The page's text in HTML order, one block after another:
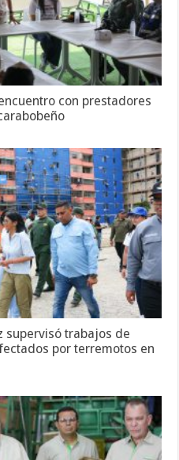
con prestadores
supervisó trabajos de
por terremotos en